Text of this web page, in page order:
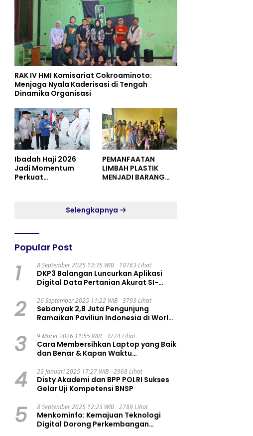
RAK IV HMI Komisariat Cokroaminoto:
Menjaga Nyala Kaderisasi di Tengah
Dinamika Organisasi
Ibadah Haji 2026
Jadi Momentum
Perkuat
PEMANFAATAN
LIMBAH PLASTIK
MENJADI BARANG
RESIDENCE
Selengkapnya
Popular Post
1 8 September 2025 12:35 WIB 10763 Lihat
DKP3 Balangan Luncurkan Aplikasi
Digital Data Pertanian Akurat SI-
2 26 September 2025 11:22 WIB 3793 Lihat
Sebanyak 2,8 Juta Pengunjung
Ramaikan Paviliun Indonesia di World
3 9 Maret 2026 11:55 WIB 3774 Lihat
Cara Membersihkan Laptop yang Baik
dan Benar & Kapan Waktu
4 23 Januari 2025 17:27 WIB 2968 Lihat
Disty Akademi dan BPP POLRI Sukses
Gelar Uji Kompetensi BNSP
5 8 September 2025 12:23 WIB 2789 Lihat
Menkominfo: Kemajuan Teknologi
Digital Dorong Perkembangan